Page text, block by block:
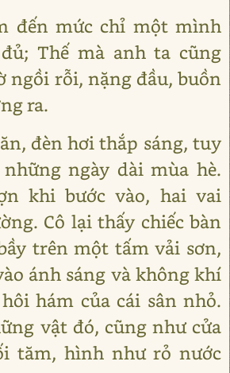
đến mức chỉ một mình
Thế mà anh ta cũng
ngồi rỗi, nặng đầu, buồn
ra.
đèn hơi thắp sáng, tuy
ngày dài mùa hè.
khi bước vào, hai vai
Cô lại thấy chiếc bàn
trên một tấm vải sơn,
ánh sáng và không khí
hám của cái sân nhỏ.
vật đó, cũng như cửa
tăm, hình như rỏ nước